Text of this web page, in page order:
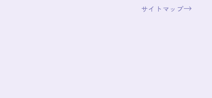
サイトマップ